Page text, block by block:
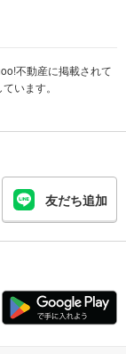
不動産に掲載されて
います。
友だち追加